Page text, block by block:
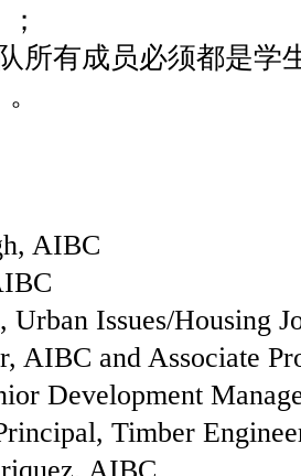
所有成员必须都是学
AIBC
Urban Issues/Housing
AIBC and Associate
Development
Timber